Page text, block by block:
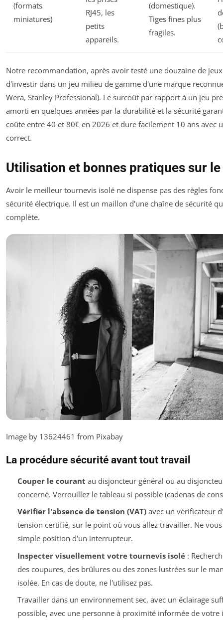
(formats
miniatures)
RJ45, les
petits
appareils.
(domestique).
Tiges fines plus
fragiles.
Notre recommandation, après avoir testé une douzaine de
d'investir dans un jeu milieu de gamme d'une marque
Wera, Stanley Professional). Le surcoût par rapport à un jeu
amorti en quelques années par la durabilité et la sécurité
coûte entre 40 et 80€ en 2026 et dure facilement 10 ans avec
correct.
Utilisation et bonnes pratiques sur
Avoir le meilleur tournevis isolé ne dispense pas des règles
sécurité électrique. Il est un maillon d'une chaîne de sécurité
complète.
Image by 13624461 from Pixabay
La procédure sécurité avant tout travail
Couper le courant au disjoncteur général ou au
concerné. Verrouillez le tableau si possible (cadenas de
Vérifier l'absence de tension (VAT)avec un vérificateur
tension certifié, sur le point où vous allez travailler. Ne
simple position d'un interrupteur.
Inspecter visuellement votre tournevis isolé:
des coupures, des brûlures ou des zones lustrées sur le
isolée. En cas de doute, ne l'utilisez pas.
Travailler dans un environnement sec, avec un éclairage
possible, avec une personne à proximité informée de